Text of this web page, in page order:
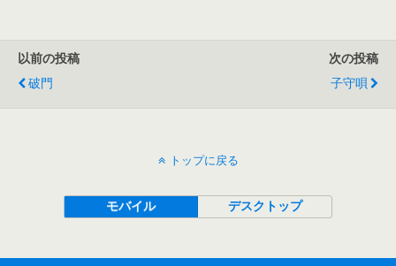
以前の投稿
破門
次の投稿
子守唄
トップに戻る
モバイル デスクトップ